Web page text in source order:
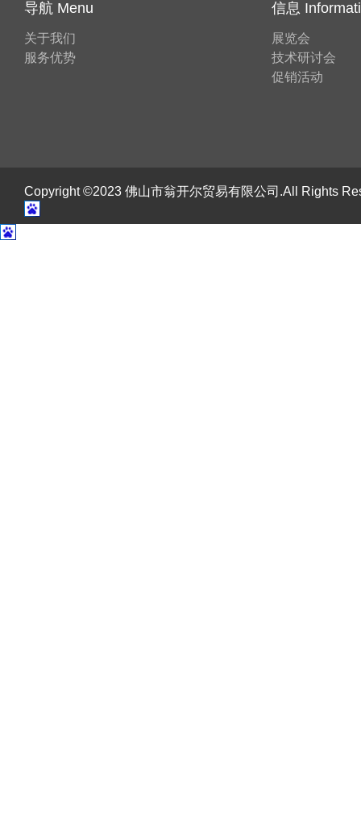
导航 Menu
关于我们
服务优势
信息
展览会
技术研讨会
促销活动
Copyright ©2023 佛山市翁开尔贸易有限公司.All Rights